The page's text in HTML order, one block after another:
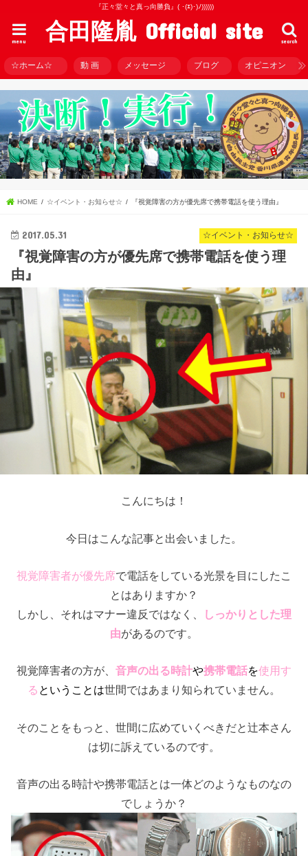
『正々堂々と真っ向勝負』( ･(ｴ)･)ﾉ))))))
合田隆胤 Official site search
menu
☆ホーム☆ 動 画 メッセージ ブログ オピニオン
HOME ☆イベント・お知らせ☆ 『視覚障害の方が優先席で携帯電話を使う理由』
☆イベント・お知らせ☆
2017.05.31
『視覚障害の方が優先席で携帯電話を使う理
由』
こんにちは！
今日はこんな記事と出会いました。
視覚障害者が優先席で電話をしている光景を目にしたこ
とはありますか？
しかし、それはマナー違反ではなく、
しっかりとした理
由があるのです。
視覚障害者の方が、 音声の出る時計や携帯電話を使用す
る ということは世間ではあまり知られていません。
そのことをもっと、世間に広めていくべきだと辻本さん
は切に訴えているのです。
音声の出る時計や携帯電話とは一体どのようなものなの
でしょうか？